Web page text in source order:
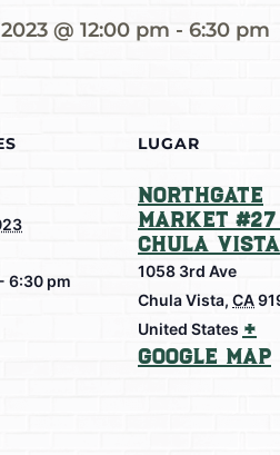
@ 12:00 pm - 6:30 pm
6:30 pm
LUGAR
Northgate
Market #27
Chula Vista
1058 3rd Ave
Chula Vista, CA
United States +
Google Map